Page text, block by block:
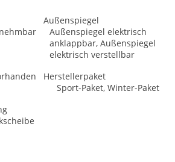
Außenspiegel
Außenspiegel elektrisch
anklappbar, Außenspiegel
elektrisch verstellbar
Herstellerpaket
Sport-Paket, Winter-Paket